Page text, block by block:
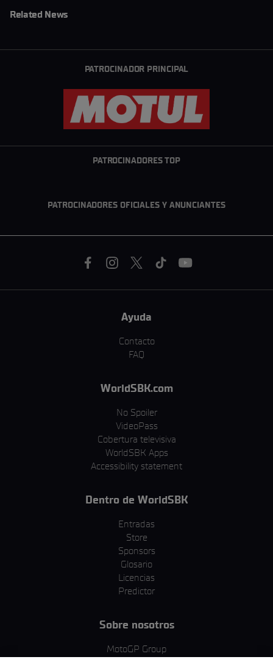
Related News
PATROCINADOR PRINCIPAL
PATROCINADORES TOP
PATROCINADORES OFICIALES Y ANUNCIANTES
Ayuda
Contacto
FAQ
WorldSBK.com
No Spoiler
VideoPass
Cobertura televisiva
WorldSBK Apps
Accessibility statement
Dentro de WorldSBK
Entradas
Store
Sponsors
Glosario
Licencias
Predictor
Sobre nosotros
MotoGP Group